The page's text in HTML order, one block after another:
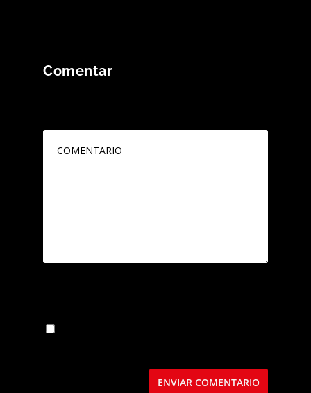
Comentar